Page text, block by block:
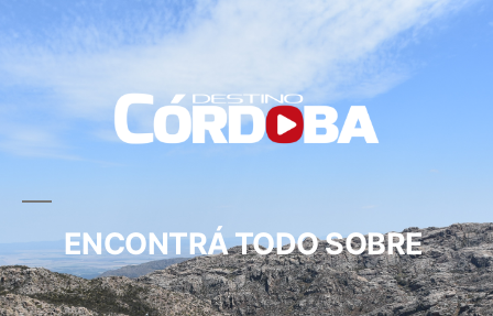
ENCONTRÁ TODO SOBRE